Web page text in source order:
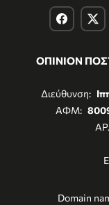
ΟΠΙΝΙΟΝ
Διεύθυνση:
ΑΦΜ:
Domain